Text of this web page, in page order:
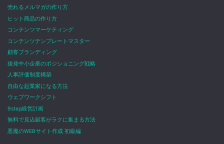
売れるメルマガの作り方
ヒット商品の作り方
コンテンツマーケティング
コンテンツテンプレートマスター
顧客ブランディング
後発中小企業のポジショニング戦略
人事評価制度構築
自由な起業家になる方法
ウェブワークシフト
9step経営計画
無料で見込顧客がラクに集まる方法
悪魔のWEBサイト作成 初級編